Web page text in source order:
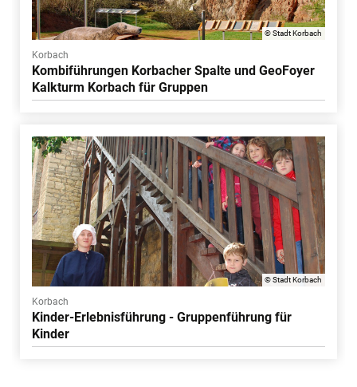
© Stadt Korbach
Korbach
Kombiführungen Korbacher Spalte und GeoFoyer
Kalkturm Korbach für Gruppen
© Stadt Korbach
Korbach
Kinder-Erlebnisführung - Gruppenführung für
Kinder